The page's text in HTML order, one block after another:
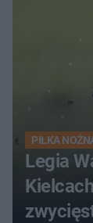
PIŁKA
Legia